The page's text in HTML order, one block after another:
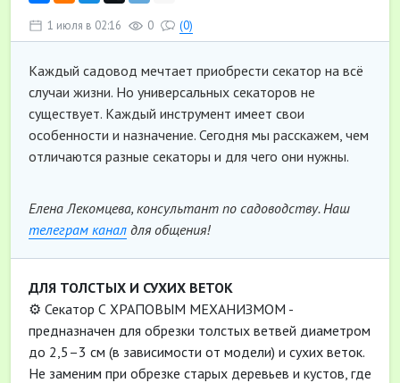
1 июля в 02:16 0 (0)
Каждый садовод мечтает приобрести секатор на всё
случаи жизни. Но универсальных секаторов не
существует. Каждый инструмент имеет свои
особенности и назначение. Сегодня мы расскажем, чем
отличаются разные секаторы и для чего они нужны.
Елена Лекомцева, консультант по садоводству. Наш
телеграм канал для общения!
ДЛЯ ТОЛСТЫХ И СУХИХ ВЕТОК
⚙️ Секатор С ХРАПОВЫМ МЕХАНИЗМОМ -
предназначен для обрезки толстых ветвей диаметром
до 2,5–3 см (в зависимости от модели) и сухих веток.
Не заменим при обрезке старых деревьев и кустов, где